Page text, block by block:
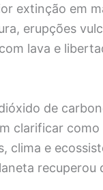
extinção em
erupções
lava e
de
clarificar
clima e
recuperou